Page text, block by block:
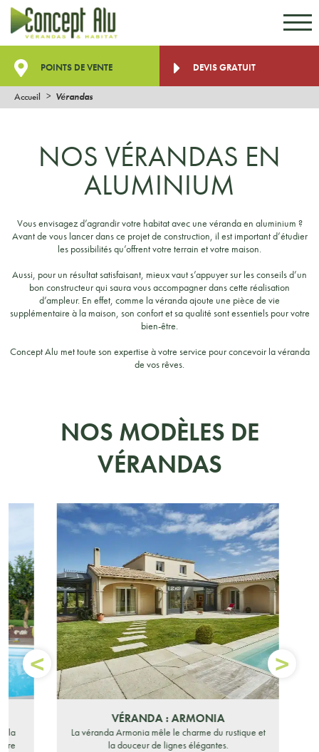
POINTS DE VENTE DEVIS GRATUIT
Accueil Vérandas
NOS VÉRANDAS EN
ALUMINIUM
Vous envisagez d’agrandir votre habitat avec une véranda en aluminium ?
Avant de vous lancer dans ce projet de construction, il est important d’étudier
les possibilités qu’offrent votre terrain et votre maison.
Aussi, pour un résultat satisfaisant, mieux vaut s’appuyer sur les conseils d’un
bon constructeur qui saura vous accompagner dans cette réalisation
d’ampleur. En effet, comme la véranda ajoute une pièce de vie
supplémentaire à la maison, son confort et sa qualité sont essentiels pour votre
bien-être.
Concept Alu met toute son expertise à votre service pour concevoir la véranda
de vos rêves.
NOS MODÈLES DE
VÉRANDAS
VÉRANDA : ARMONIA
La véranda Armonia mêle le charme du rustique et
la douceur de lignes élégantes.